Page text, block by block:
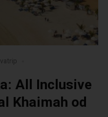
All Inclusive
Khaimah od